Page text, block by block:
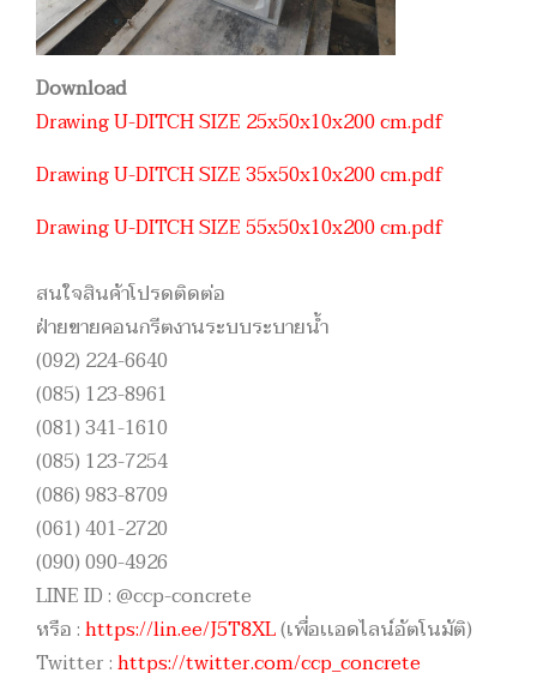
Download
Drawing U-DITCH SIZE 25x50x10x200 cm.pdf
Drawing U-DITCH SIZE 35x50x10x200 cm.pdf
Drawing U-DITCH SIZE 55x50x10x200 cm.pdf
สนใจสินค้าโปรดติดต่อ
ฝ่ายขายคอนกรีตงานระบบระบายน้ำ
(092) 224-6640
(085) 123-8961
(081) 341-1610
(085) 123-7254
(086) 983-8709
(061) 401-2720
(090) 090-4926
LINE ID : @ccp-concrete
หรือ :https://lin.ee/J5T8XL(เพื่อเเอดไลน์อัตโนมัติ)
Twitter :https://twitter.com/ccp_concrete